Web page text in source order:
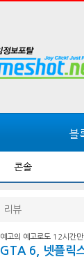
블
콘솔
리뷰
예고의 예고로도 12시간
GTA 6, 넷플릭